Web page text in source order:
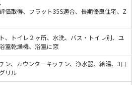
価取得、フラット35S適合、長期優良住宅、Z
、トイレ２ヶ所、水洗、バス・トイレ別、ユ
室乾燥機、浴室に窓
ン、カウンターキッチン、浄水器、給湯、3口
リル